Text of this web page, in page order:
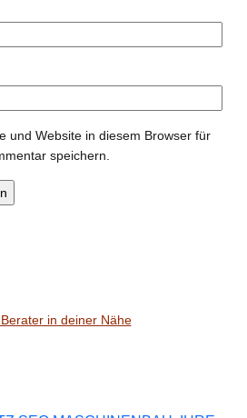
und Website in diesem Browser für
speichern.